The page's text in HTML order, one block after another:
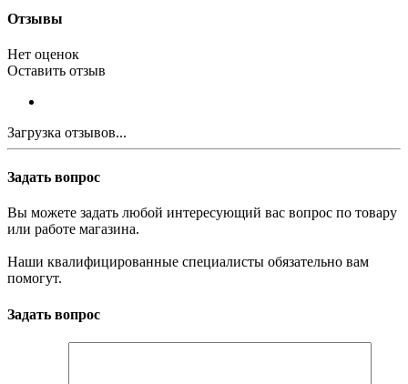
Отзывы
Нет оценок
Оставить отзыв
Загрузка отзывов...
Задать вопрос
Вы можете задать любой интересующий вас вопрос по товару
или работе магазина.
Наши квалифицированные специалисты обязательно вам
помогут.
Задать вопрос